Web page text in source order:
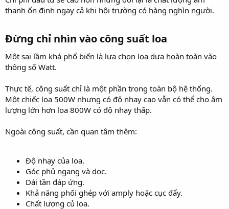
thanh ổn định ngay cả khi hội trường có hàng nghìn người.
Đừng chỉ nhìn vào công suất loa​
Một sai lầm khá phổ biến là lựa chọn loa dựa hoàn toàn vào
thông số Watt.
Thực tế, công suất chỉ là một phần trong toàn bộ hệ thống.
Một chiếc loa 500W nhưng có độ nhạy cao vẫn có thể cho âm
lượng lớn hơn loa 800W có độ nhạy thấp.
Ngoài công suất, cần quan tâm thêm:
Độ nhạy của loa.
Góc phủ ngang và dọc.
Dải tần đáp ứng.
Khả năng phối ghép với amply hoặc cục đẩy.
Chất lượng củ loa.